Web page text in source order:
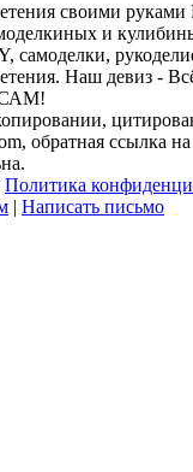
своими
и
самоделки,
Наш девиз -
САМ!
обратная ссылка
Политика
| Написать письмо